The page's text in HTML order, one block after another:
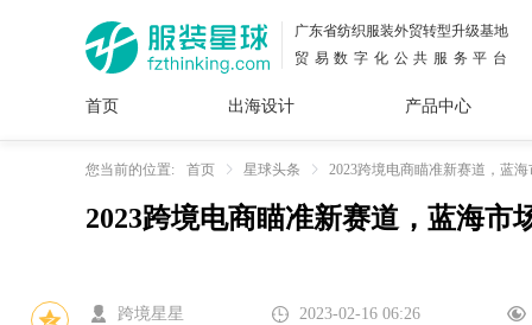
广东省纺织服装外贸转型升级基地
贸易数字化公共服务平台
首页 出海设计
面料
花型
插画
图案
服装
设计
产品中心
女装
内衣
男装
运动
服
童装
牛仔
服装
您当前的位置: 首页 星球头条 2023跨境电商瞄准新赛道，蓝
2023跨境电商瞄准新赛道，蓝海市
跨境星星 2023-02-16 06:26